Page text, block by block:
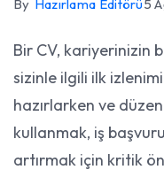
By Hazırlama Editörü5
Bir CV, kariyerinizin
sizinle ilgili ilk
hazırlarken ve
kullanmak, iş
artırmak için kritik